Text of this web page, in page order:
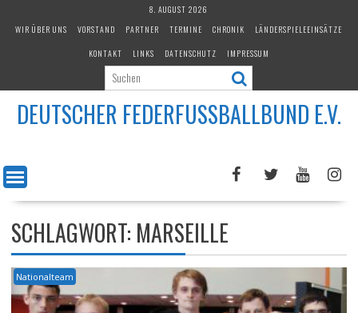
8. AUGUST 2026
WIR ÜBER UNS
VORSTAND PARTNER TERMINE CHRONIK
LÄNDERSPIELEEINSÄTZE
KONTAKT
LINKS DATENSCHUTZ IMPRESSUM
DEUTSCHER FEDERFUSSBALLBUND E.V.
SCHLAGWORT: MARSEILLE
Nationalteam